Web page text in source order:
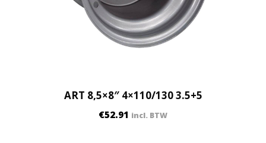
ART 8,5×8″ 4×110/130 3.5+5
€52.91 incl. BTW